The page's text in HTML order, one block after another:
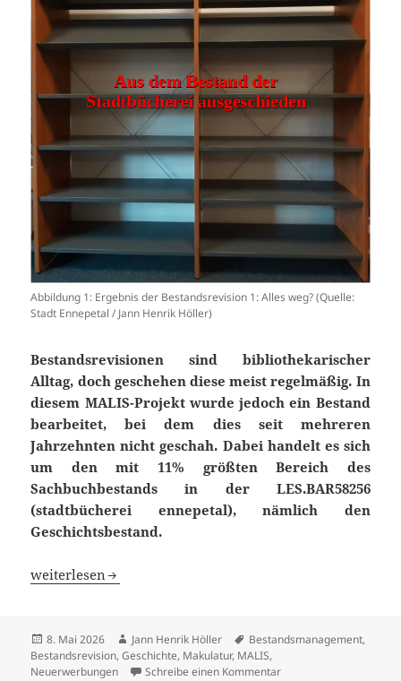
Abbildung 1: Ergebnis der Bestandsrevision 1: Alles weg? (Quelle:
Stadt Ennepetal / Jann Henrik Höller)
Bestandsrevisionen sind bibliothekarischer
Alltag, doch geschehen diese meist regelmäßig. In
diesem MALIS-Projekt wurde jedoch ein Bestand
bearbeitet, bei dem dies seit mehreren
Jahrzehnten nicht geschah. Dabei handelt es sich
um den mit 11% größten Bereich des
Sachbuchbestands in der LES.BAR58256
(stadtbücherei ennepetal), nämlich den
Geschichtsbestand.
Revision und Modernisierung des
weiterlesen
Veröffentlicht
am
8. Mai 2026 Autor
Jann Henrik Höller Schlagwörter
Bestandsmanagement,
Bestandsrevision,Geschichte, Makulatur, MALIS,
Neuerwerbungen
Schreibe einen Kommentarzu Revision und